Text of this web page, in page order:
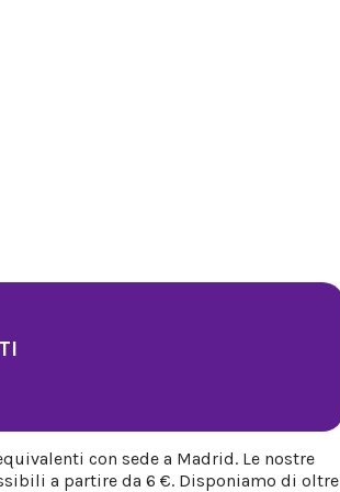
con sede a Madrid. Le nostre
a partire da 6 €. Disponiamo di oltre